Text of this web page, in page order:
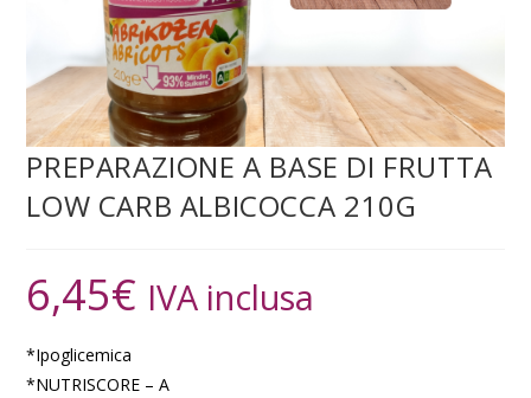
PREPARAZIONE A BASE DI FRUTTA
LOW CARB ALBICOCCA 210G
6,45€ IVA inclusa
*Ipoglicemica
*NUTRISCORE – A